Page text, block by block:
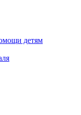
детям